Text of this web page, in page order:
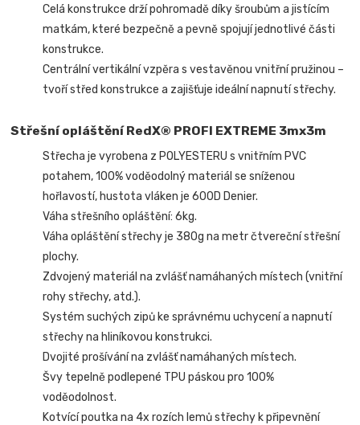
Celá konstrukce drží pohromadě díky šroubům a jistícím
matkám, které bezpečně a pevně spojují jednotlivé části
konstrukce.
Centrální vertikální vzpěra s vestavěnou vnitřní pružinou –
tvoří střed konstrukce a zajišťuje ideální napnutí střechy.
Střešní opláštění RedX® PROFI EXTREME 3mx3m
Střecha je vyrobena z POLYESTERU s vnitřním PVC
potahem, 100% voděodolný materiál se sníženou
hořlavostí, hustota vláken je 600D Denier.
Váha střešního opláštění: 6kg.
Váha opláštění střechy je 380g na metr čtvereční střešní
plochy.
Zdvojený materiál na zvlášť namáhaných místech (vnitřní
rohy střechy, atd.).
Systém suchých zipů ke správnému uchycení a napnutí
střechy na hliníkovou konstrukci.
Dvojité prošívání na zvlášť namáhaných místech.
Švy tepelně podlepené TPU páskou pro 100%
voděodolnost.
Kotvící poutka na 4x rozích lemů střechy k připevnění